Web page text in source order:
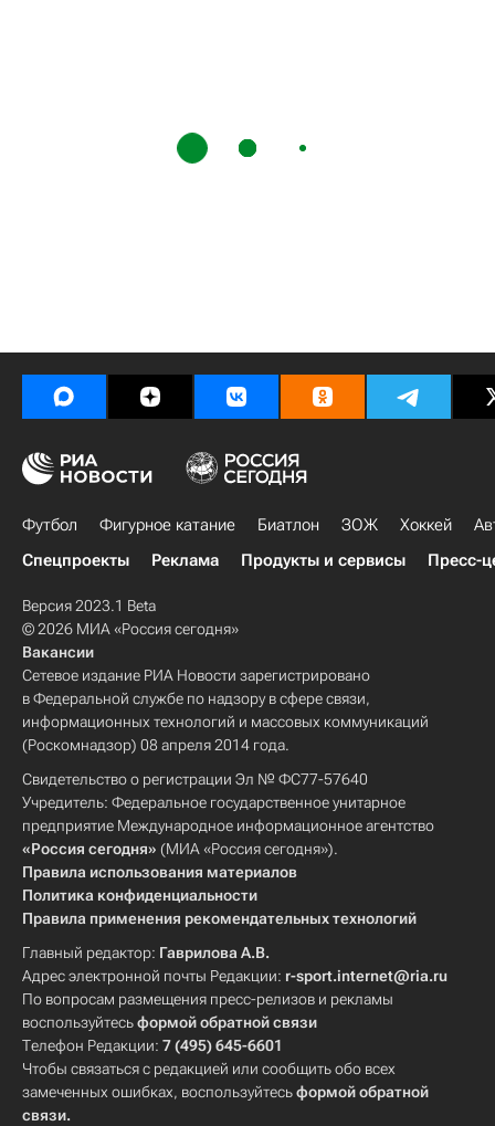
Футбол Фигурное катание Биатлон ЗОЖ Хоккей
Спецпроекты
Реклама Продукты и сервисы Пресс-
Версия 2023.1 Beta
© 2026 МИА «Россия сегодня»
Вакансии
Сетевое издание РИА Новости зарегистрировано
в Федеральной службе по надзору в сфере связи,
информационных технологий и массовых коммуникаций
(Роскомнадзор) 08 апреля 2014 года.
Свидетельство о регистрации Эл № ФС77-57640
Учредитель: Федеральное государственное унитарное
предприятие Международное информационное агентство
«Россия сегодня» (МИА «Россия сегодня»).
Правила использования материалов
Политика конфиденциальности
Правила применения рекомендательных технологий
Главный редактор: Гаврилова А.В.
Адрес электронной почты Редакции: r-sport.internet@ria.ru
По вопросам размещения пресс-релизов и рекламы
воспользуйтесьформой обратной связи
Телефон Редакции: 7 (495) 645-6601
Чтобы связаться с редакцией или сообщить обо всех
замеченных ошибках, воспользуйтесьформой обратной
связи.